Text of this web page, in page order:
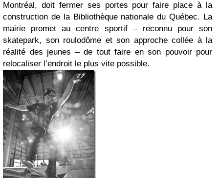
Montréal, doit fermer ses portes pour faire place à la
construction de la Bibliothèque nationale du Québec. La
mairie promet au centre sportif – reconnu pour son
skatepark, son roulodôme et son approche collée à la
réalité des jeunes – de tout faire en son pouvoir pour
relocaliser l’endroit le plus vite possible.